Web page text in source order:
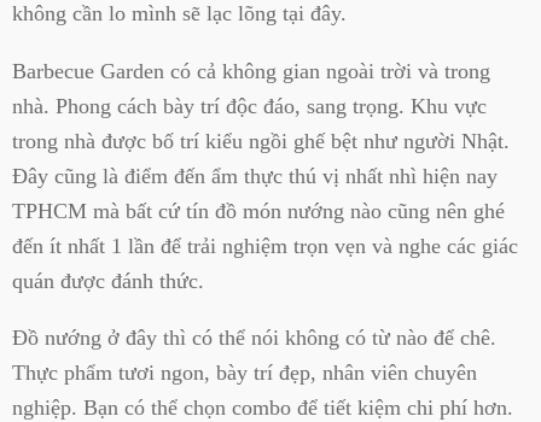
không cần lo mình sẽ lạc lõng tại đây.
Barbecue Garden có cả không gian ngoài trời và trong
nhà. Phong cách bày trí độc đáo, sang trọng. Khu vực
trong nhà được bố trí kiểu ngồi ghế bệt như người Nhật.
Đây cũng là điểm đến ẩm thực thú vị nhất nhì hiện nay
TPHCM mà bất cứ tín đồ món nướng nào cũng nên ghé
đến ít nhất 1 lần để trải nghiệm trọn vẹn và nghe các giác
quán được đánh thức.
Đồ nướng ở đây thì có thể nói không có từ nào để chê.
Thực phẩm tươi ngon, bày trí đẹp, nhân viên chuyên
nghiệp. Bạn có thể chọn combo để tiết kiệm chi phí hơn.